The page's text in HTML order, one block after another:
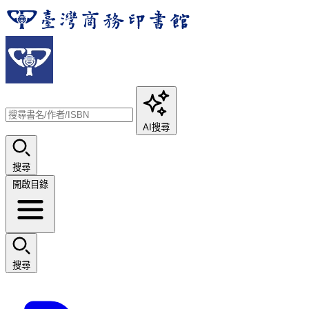
AI搜尋
搜尋
開啟目錄
搜尋